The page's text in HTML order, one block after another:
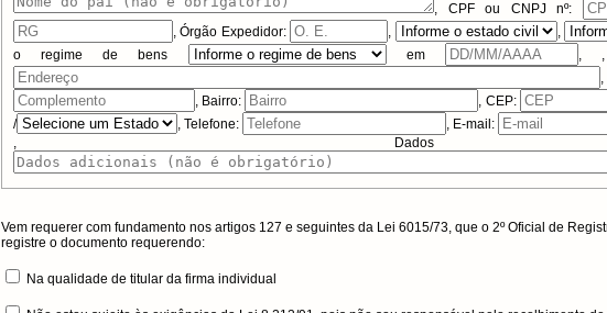
,
CPF ou CNPJnº:
,Órgão Expedidor: , ,
o regime de bens
em ,
, Bairro:
, CEP:
/
, Telefone:
, E-mail:
, Dados
Vem requerer com fundamento nos artigos 127 e seguintes da Lei 6015/73, que o 2º Oficial de
registre o documento requerendo:
Na qualidade de titular da firma individual